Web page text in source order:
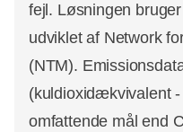
fejl. Løsningen
udviklet af Network
(NTM).
(kuldioxidækvivalent
omfattende mål end